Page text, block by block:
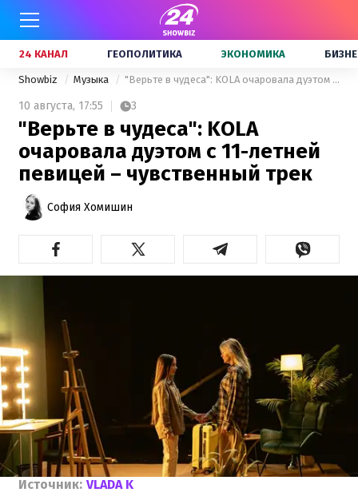
24 КАНАЛ ГЕОПОЛИТИКА ЭКОНОМИКА
Showbiz Музыка "Верьте в чудеса": KOLA очаровала дуэтом с 11-летней певицей – чувственный трек
10 августа, 17:55 3
"Верьте в чудеса": KOLA
очаровала дуэтом с 11-летней
певицей – чувственный трек
София Хомишин
Источник: VLADA K